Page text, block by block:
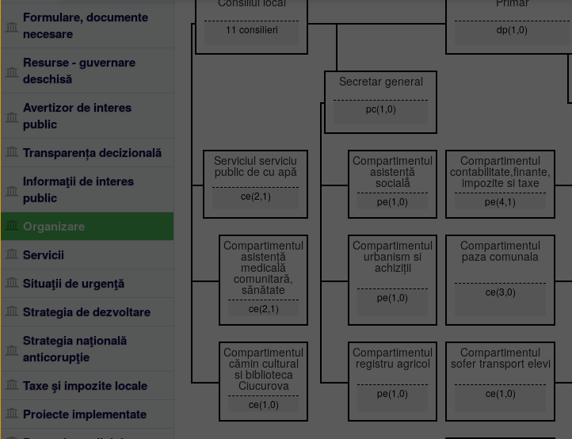
Formulare, documente
necesare
Resurse - guvernare
deschisă
Avertizor de interes
public
Transparența decizională
Informaţii de interes
public
Organizare
Servicii
Situaţii de urgenţă
Strategia de dezvoltare
Strategia naţională
anticorupţie
Taxe şi impozite locale
Proiecte implementate
11 consilieri dp(1,0)
Secretar general
pc(1,0)
Serviciul serviciu
public de cu apă
ce(2,1)
Compartimentul
asistență
socială
pe(1,0)
Compartimentul
contabilitate,finante,
impozite si taxe
pe(4,1)
Compartimentul
asistență
medicală
comunitară,
sănătate
ce(2,1)
Compartimentul
urbanism si
achiziții
pe(1,0)
Compartimentul
paza comunala
ce(3,0)
Compartimentul
cămin cultural
si biblioteca
Ciucurova
ce(1,0)
Compartimentul
registru agricol
pe(1,0)
Compartimentul
sofer transport elevi
ce(1,0)